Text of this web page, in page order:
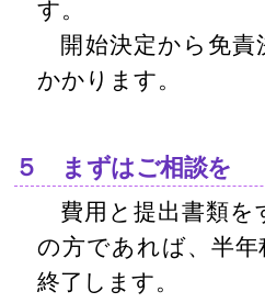
す。
開始決定から免
かかります。
５ まずはご相談を
費用と提出書類
の方であれば、半
終了します。